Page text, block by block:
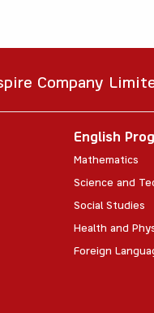
Company
English
Mathematics
Science and
Social Studies
Health and
Foreign